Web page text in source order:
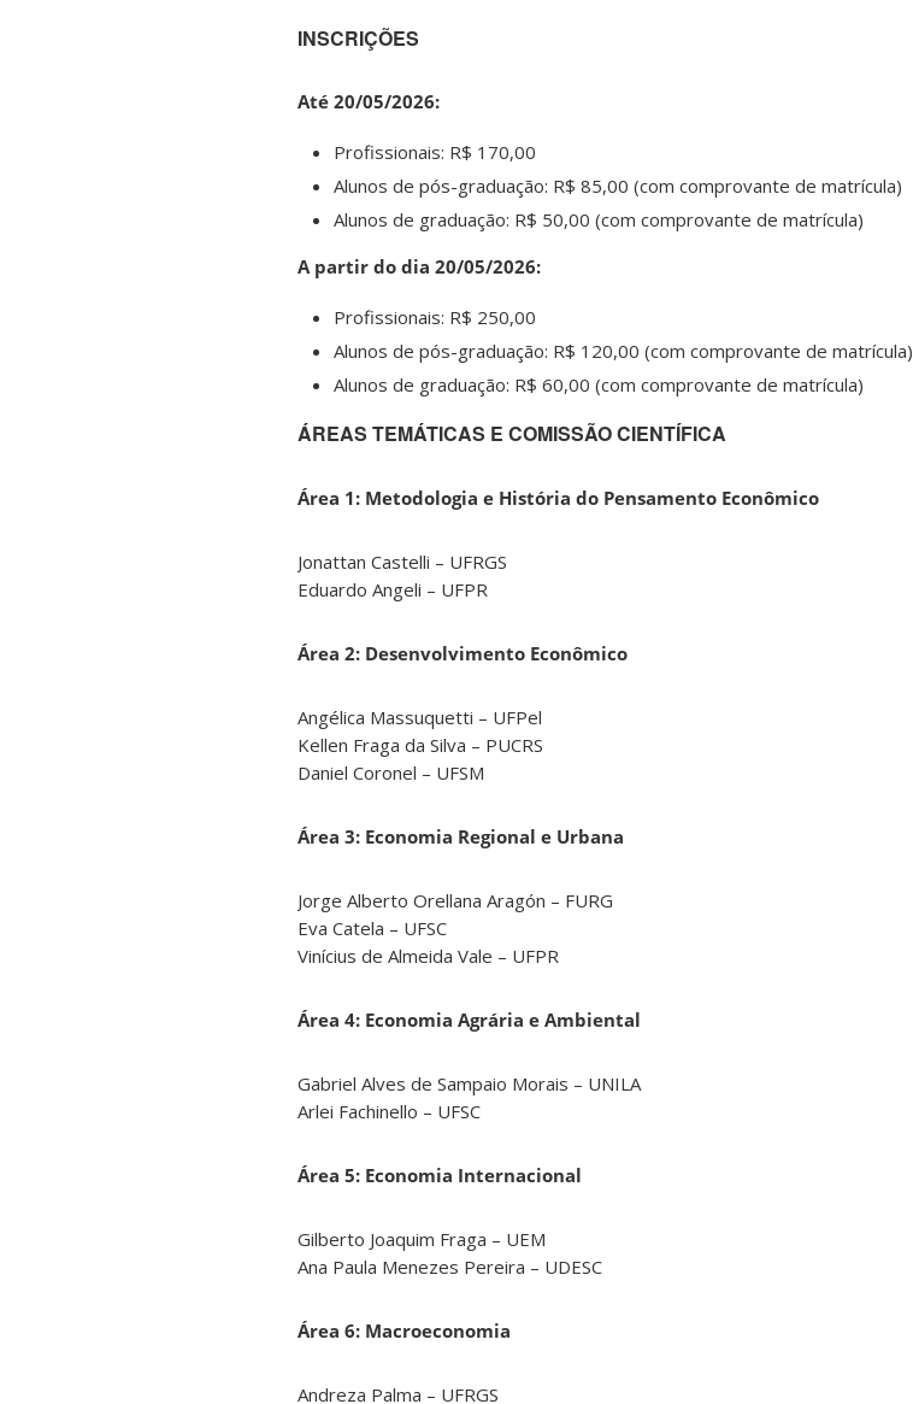
INSCRIÇÕES
Até 20/05/2026:
Profissionais: R$ 170,00
Alunos de pós-graduação: R$ 85,00 (com comprovante de matrícula)
Alunos de graduação: R$ 50,00 (com comprovante de matrícula)
A partir do dia 20/05/2026:
Profissionais: R$ 250,00
Alunos de pós-graduação: R$ 120,00 (com comprovante de matrícula)
Alunos de graduação: R$ 60,00 (com comprovante de matrícula)
ÁREAS TEMÁTICAS E COMISSÃO CIENTÍFICA
Área 1: Metodologia e História do Pensamento Econômico
Jonattan Castelli – UFRGS
Eduardo Angeli – UFPR
Área 2: Desenvolvimento Econômico
Angélica Massuquetti – UFPel
Kellen Fraga da Silva – PUCRS
Daniel Coronel – UFSM
Área 3: Economia Regional e Urbana
Jorge Alberto Orellana Aragón – FURG
Eva Catela – UFSC
Vinícius de Almeida Vale – UFPR
Área 4: Economia Agrária e Ambiental
Gabriel Alves de Sampaio Morais – UNILA
Arlei Fachinello – UFSC
Área 5: Economia Internacional
Gilberto Joaquim Fraga – UEM
Ana Paula Menezes Pereira – UDESC
Área 6: Macroeconomia
Andreza Palma – UFRGS